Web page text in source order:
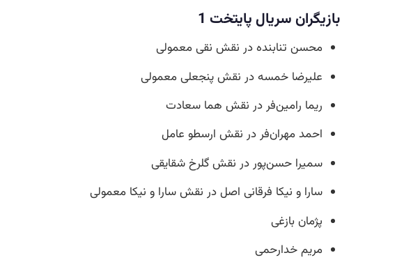
بازیگران سریال پایتخت 1
محسن تنابنده در نقش نقی معمولی
علیرضا خمسه در نقش پنجعلی معمولی
ریما رامین‌فر در نقش هما سعادت
احمد مهران‌فر در نقش ارسطو عامل
سمیرا حسن‌پور در نقش گلرخ شقایقی
سارا و نیکا فرقانی اصل در نقش سارا و نیکا معمولی
پژمان بازغی
مریم خدارحمی